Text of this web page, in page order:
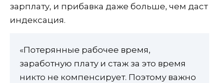
зарплату, и прибавка даже больше, чем даст
индексация.
«Потерянные рабочее время,
заработную плату и стаж за это время
никто не компенсирует. Поэтому важно